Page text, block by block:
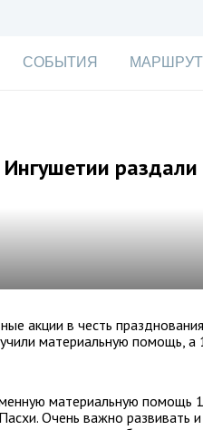
СОБЫТИЯ
раздали
акции в честь
материальную помощь,
материальную помощь
Очень важно развивать